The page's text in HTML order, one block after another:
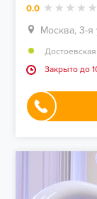
0.0
Москва, 3-
Достоевская
Закрыто до